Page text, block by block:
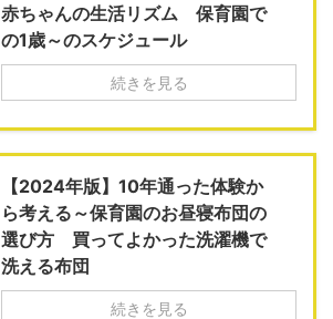
赤ちゃんの生活リズム 保育園で
の1歳～のスケジュール
続きを見る
【2024年版】10年通った体験か
ら考える～保育園のお昼寝布団の
選び方 買ってよかった洗濯機で
洗える布団
続きを見る